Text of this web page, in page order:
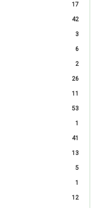
17
42
3
6
2
26
11
53
1
41
13
5
1
12